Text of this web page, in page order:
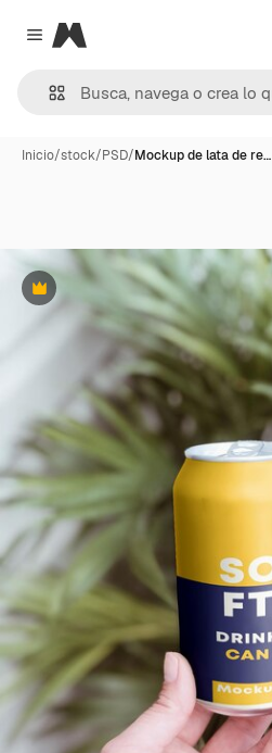
Close menu
Magnific
Inicio/stock/PSD/Mockup de lata de re…
Premium